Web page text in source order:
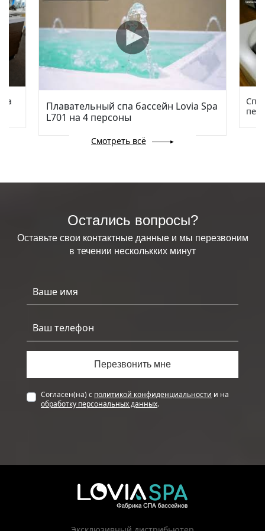
Плавательный спа бассейн Lovia Spa
L701 на 4 персоны
Спа
Смотреть всё
Остались вопросы?
Оставьте свои контактные данные и мы перезвоним
в течении несколькких минут
Согласен(на) с политикой конфиденциальности и на
обработку персональных данных.